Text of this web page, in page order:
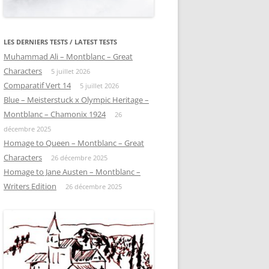
LES DERNIERS TESTS / LATEST TESTS
Muhammad Ali – Montblanc – Great
Characters
5 juillet 2026
Comparatif Vert 14 5 juillet 2026
Blue – Meisterstuck x Olympic Heritage –
Montblanc – Chamonix 1924
26
décembre 2025
Homage to Queen – Montblanc – Great
Characters
26 décembre 2025
Homage to Jane Austen – Montblanc –
Writers Edition
26 décembre 2025